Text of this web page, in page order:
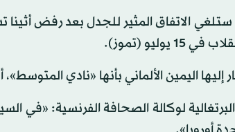
(تموز).
اليمين الألماني بأنها «نادي
لوكالة الصحافة الفرنسية: «في